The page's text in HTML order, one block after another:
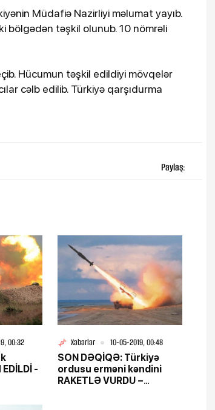
Müdafiə Nazirliyi məlumat yayıb.
bölgədən təşkil olunub. 10 nömrəli
Hücumun təşkil edildiyi mövqelər
cəlb edilib. Türkiyə qarşıdurma
Paylaş:
00:32
-
Xəbərlər
10-05-2019, 00:48
SON DƏQİQƏ: Türkiyə
ordusu erməni kəndini
RAKETLƏ VURDU –